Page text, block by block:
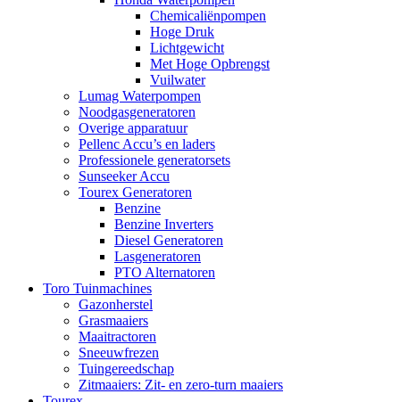
Chemicaliënpompen
Hoge Druk
Lichtgewicht
Met Hoge Opbrengst
Vuilwater
Lumag Waterpompen
Noodgasgeneratoren
Overige apparatuur
Pellenc Accu’s en laders
Professionele generatorsets
Sunseeker Accu
Tourex Generatoren
Benzine
Benzine Inverters
Diesel Generatoren
Lasgeneratoren
PTO Alternatoren
Toro Tuinmachines
Gazonherstel
Grasmaaiers
Maaitractoren
Sneeuwfrezen
Tuingereedschap
Zitmaaiers: Zit- en zero-turn maaiers